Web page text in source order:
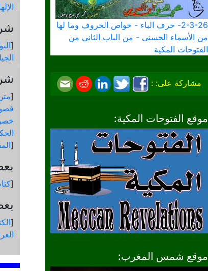
2-3-26- حرف الباء - خواص الحروف وما لها
من الأسماء الحسنى - من الباب الثاني من
الفتوحات المكية
مشاركة على: :
موقع الفتوحات المكية:
موقع شمس المغرب:
[
[
[
[
[